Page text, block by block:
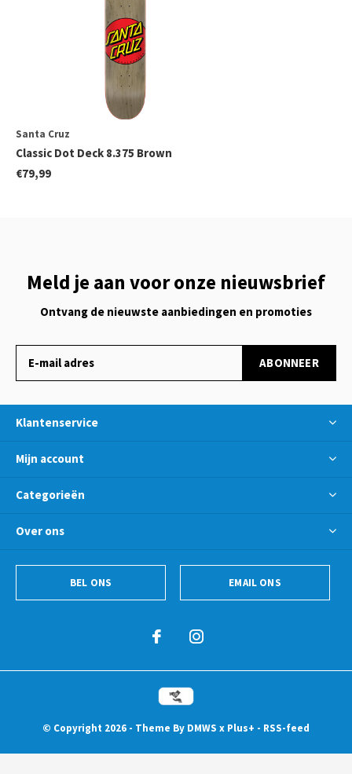
Santa Cruz
Classic Dot Deck 8.375 Brown
€79,99
Meld je aan voor onze nieuwsbrief
Ontvang de nieuwste aanbiedingen en promoties
ABONNEER
Klantenservice
Mijn account
Categorieën
Over ons
BEL ONS EMAIL ONS
© Copyright 2026 - Theme By DMWS x Plus+ - RSS-feed